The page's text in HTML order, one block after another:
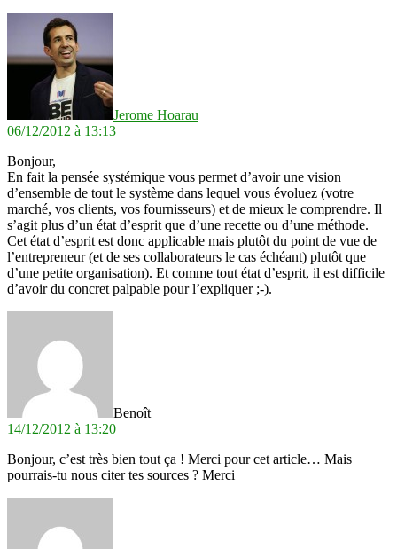
Jerome Hoarau
06/12/2012 à 13:13
Bonjour,
En fait la pensée systémique vous permet d’avoir une vision
d’ensemble de tout le système dans lequel vous évoluez (votre
marché, vos clients, vos fournisseurs) et de mieux le comprendre. Il
s’agit plus d’un état d’esprit que d’une recette ou d’une méthode.
Cet état d’esprit est donc applicable mais plutôt du point de vue de
l’entrepreneur (et de ses collaborateurs le cas échéant) plutôt que
d’une petite organisation). Et comme tout état d’esprit, il est difficile
d’avoir du concret palpable pour l’expliquer ;-).
Benoît
14/12/2012 à 13:20
Bonjour, c’est très bien tout ça ! Merci pour cet article… Mais
pourrais-tu nous citer tes sources ? Merci